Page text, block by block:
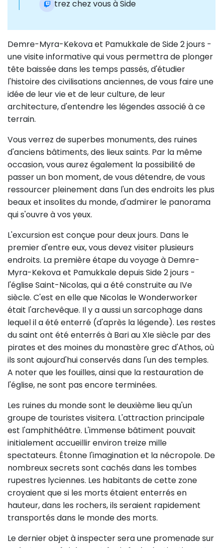
Rentrez chez vous à Side
Demre-Myra-Kekova et Pamukkale de Side 2 jours -
une visite informative qui vous permettra de plonger
tête baissée dans les temps passés, d'étudier
l'histoire des civilisations anciennes, de vous faire une
idée de leur vie et de leur culture, de leur
architecture, d'entendre les légendes associé à ce
terrain.
Vous verrez de superbes monuments, des ruines
d'anciens bâtiments, des lieux saints. Par la même
occasion, vous aurez également la possibilité de
passer un bon moment, de vous détendre, de vous
ressourcer pleinement dans l'un des endroits les plus
beaux et insolites du monde, d'admirer le panorama
qui s'ouvre à vos yeux.
L'excursion est conçue pour deux jours. Dans le
premier d'entre eux, vous devez visiter plusieurs
endroits. La première étape du voyage à Demre-
Myra-Kekova et Pamukkale depuis Side 2 jours -
l'église Saint-Nicolas, qui a été construite au IVe
siècle. C'est en elle que Nicolas le Wonderworker
était l'archevêque. Il y a aussi un sarcophage dans
lequel il a été enterré (d'après la légende). Les restes
du saint ont été enterrés à Bari au XIe siècle par des
pirates et des moines du monastère grec d'Athos, où
ils sont aujourd'hui conservés dans l'un des temples.
A noter que les fouilles, ainsi que la restauration de
l'église, ne sont pas encore terminées.
Les ruines du monde sont le deuxième lieu qu'un
groupe de touristes visitera. L'attraction principale
est l'amphithéâtre. L'immense bâtiment pouvait
initialement accueillir environ treize mille
spectateurs. Étonne l'imagination et la nécropole. De
nombreux secrets sont cachés dans les tombes
rupestres lyciennes. Les habitants de cette zone
croyaient que si les morts étaient enterrés en
hauteur, dans les rochers, ils seraient rapidement
transportés dans le monde des morts.
Le dernier objet à inspecter sera une promenade sur